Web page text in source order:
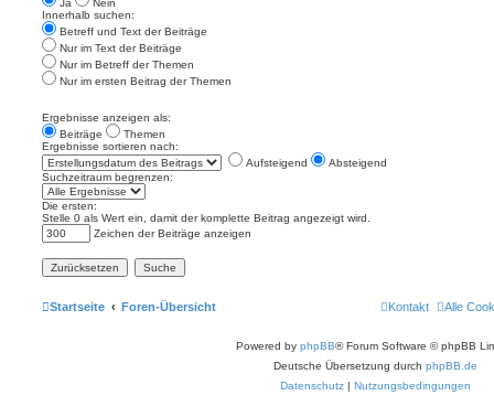
Ja
Nein
Innerhalb suchen:
Betreff und Text der Beiträge
Nur im Text der Beiträge
Nur im Betreff der Themen
Nur im ersten Beitrag der Themen
Ergebnisse anzeigen als:
Beiträge
Themen
Ergebnisse sortieren nach:
Aufsteigend
Absteigend
Suchzeitraum begrenzen:
Die ersten:
Stelle 0 als Wert ein, damit der komplette Beitrag angezeigt wird.
Zeichen der Beiträge anzeigen
Startseite Foren-Übersicht Alle
Kontakt
Powered by phpBB® Forum Software © phpBB
Deutsche Übersetzung durch phpBB.de
Datenschutz | Nutzungsbedingungen